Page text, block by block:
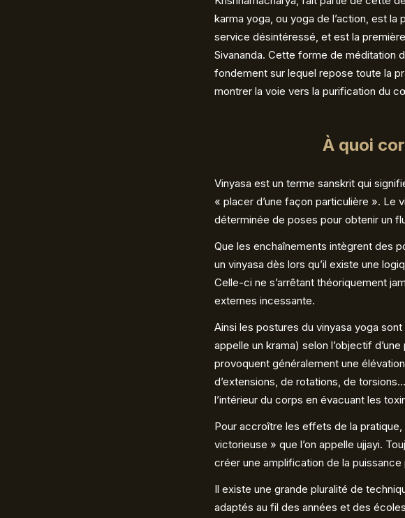
karma yoga, ou yoga de l’action, est la
service désintéressé, et est la
Sivananda. Cette forme de méditation
fondement sur lequel repose toute la
montrer la voie vers la purification du
À quoi
Vinyasa est un terme sanskrit qui
« placer d’une façon particulière ». Le
déterminée de poses pour obtenir un
Que les enchaînements intègrent des
un vinyasa dès lors qu’il existe une
Celle-ci ne s’arrêtant théoriquement
externes incessante.
Ainsi les postures du vinyasa yoga
appelle un krama) selon l’objectif
provoquent généralement une
d’extensions, de rotations, de
l’intérieur du corps en évacuant les
Pour accroître les effets de la
victorieuse » que l’on appelle ujjayi.
créer une amplification de la
Il existe une grande pluralité de
adaptés au fil des années et des